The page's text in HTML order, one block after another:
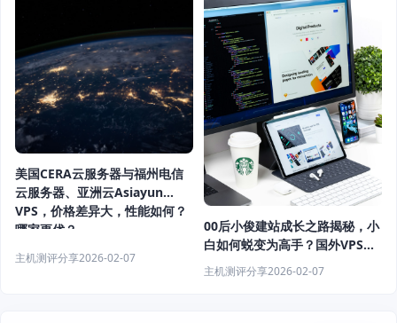
美国CERA云服务器与福州电信
云服务器、亚洲云Asiayun
VPS，价格差异大，性能如何？
哪家更优？
主机测评分享2026-02-07
00后小俊建站成长之路揭秘，小
白如何蜕变为高手？国外VPS评
测与站长经历深度解析
主机测评分享2026-02-07